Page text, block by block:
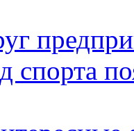
спорта